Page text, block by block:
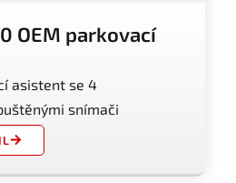
OEM parkovací
asistent se 4
snímači